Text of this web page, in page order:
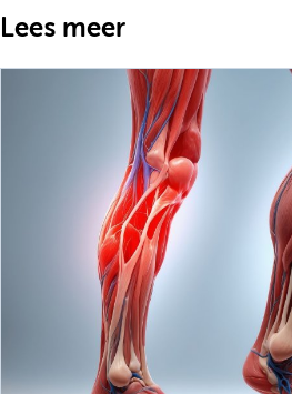
Lees meer